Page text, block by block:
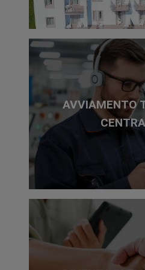
per sistemi di
e soffitto.
Perché Scegliere
La barriera EVOH mantiene
l'impermeabilità
La struttura composita di
riscaldamento offrono
posa agevole senza
caratteristiche idrauliche e
Protezione
ha unastruttura
•Strato interno in PE-Xc
AVVIAMENTO